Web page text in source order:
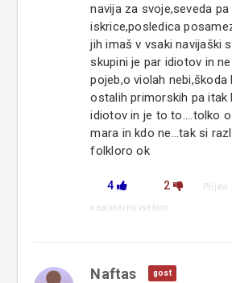
navija za svoje,seveda
iskrice,posledica
jih imaš v vsaki navijaški
skupini je par idiotov in
pojeb,o violah nebi,škoda
ostalih primorskih pa itak
idiotov in je to to....tolko
mara in kdo ne...tak si
folkloro ok
4 2 Prijavi
neprimerno vsebino
Naftas gost